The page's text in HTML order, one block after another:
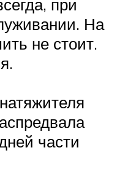
при
На
не стоит.
части